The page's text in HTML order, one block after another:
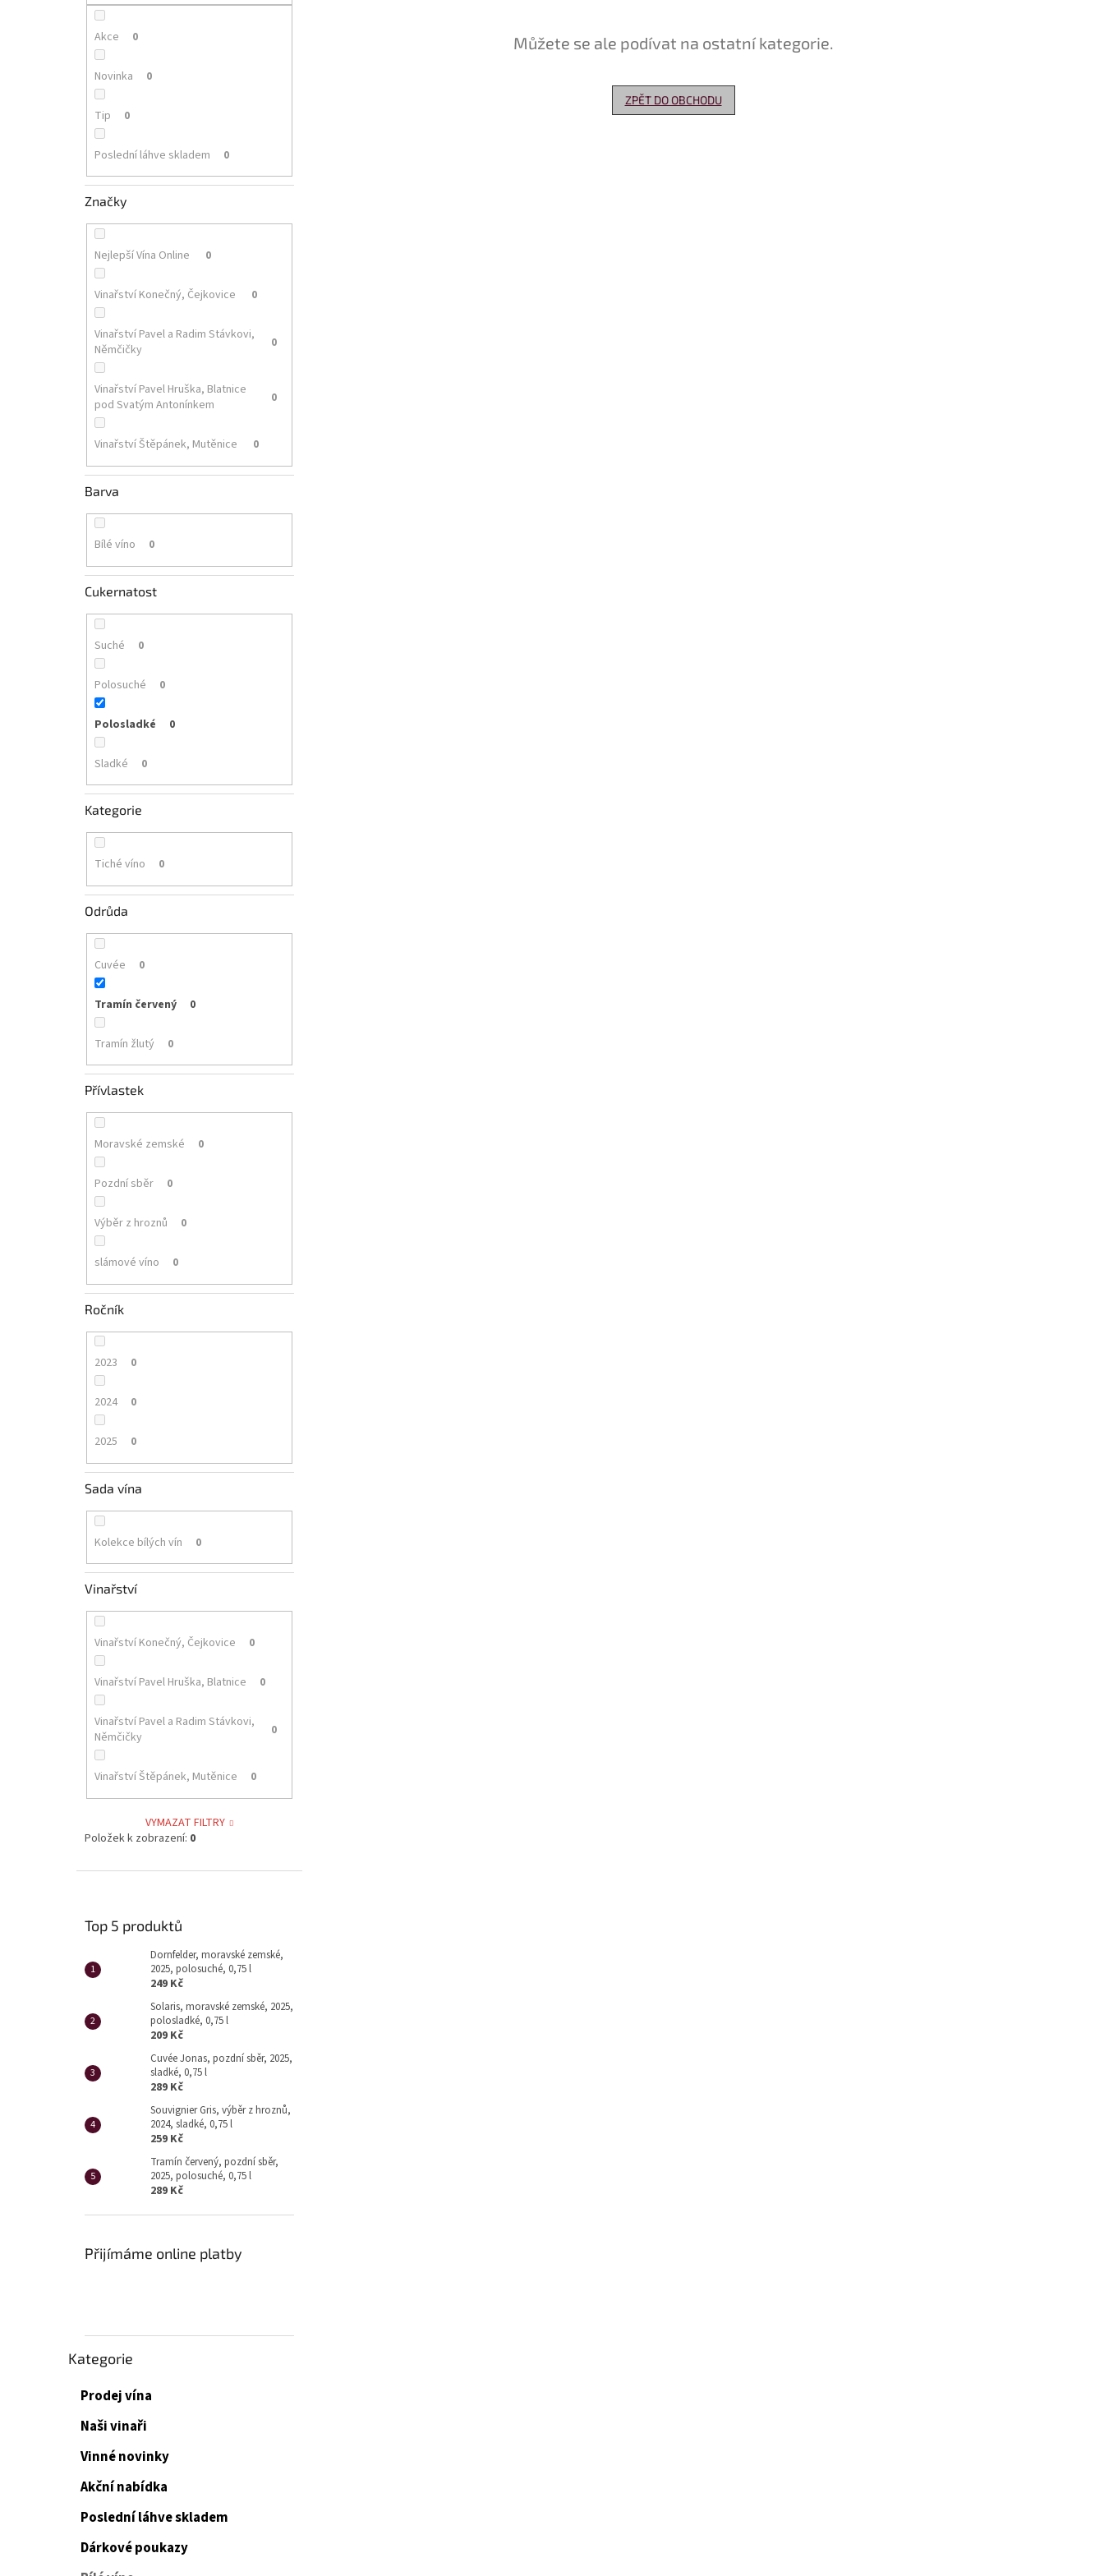
Akce 0
Novinka 0
Tip 0
Poslední láhve skladem 0
Značky
Nejlepší Vína Online 0
Vinařství Konečný, Čejkovice 0
Vinařství Pavel a Radim Stávkovi,
Němčičky
0
Vinařství Pavel Hruška, Blatnice
pod Svatým Antonínkem
0
Vinařství Štěpánek, Mutěnice 0
Barva
Bílé víno 0
Cukernatost
Suché 0
Polosuché 0
Polosladké 0
Sladké 0
Kategorie
Tiché víno 0
Odrůda
Cuvée 0
Tramín červený 0
Tramín žlutý 0
Přívlastek
Moravské zemské 0
Pozdní sběr 0
Výběr z hroznů 0
slámové víno 0
Ročník
2023 0
2024 0
2025 0
Sada vína
Kolekce bílých vín 0
Vinařství
Vinařství Konečný, Čejkovice 0
Vinařství Pavel Hruška, Blatnice 0
Vinařství Pavel a Radim Stávkovi,
Němčičky
0
Vinařství Štěpánek, Mutěnice 0
VYMAZAT FILTRY
Položek k zobrazení: 0
Top 5 produktů
Dornfelder, moravské zemské,
2025, polosuché, 0,75 l
249 Kč
Solaris, moravské zemské, 2025,
polosladké, 0,75 l
209 Kč
Cuvée Jonas, pozdní sběr, 2025,
sladké, 0,75 l
289 Kč
Souvignier Gris, výběr z hroznů,
2024, sladké, 0,75 l
259 Kč
Tramín červený, pozdní sběr,
2025, polosuché, 0,75 l
289 Kč
Přijímáme online platby
Přeskočit
kategorie
Kategorie
Prodej vína
Naši vinaři
Vinné novinky
Akční nabídka
Poslední láhve skladem
Dárkové poukazy
Můžete se ale podívat na ostatní kategorie.
ZPĚT DO OBCHODU